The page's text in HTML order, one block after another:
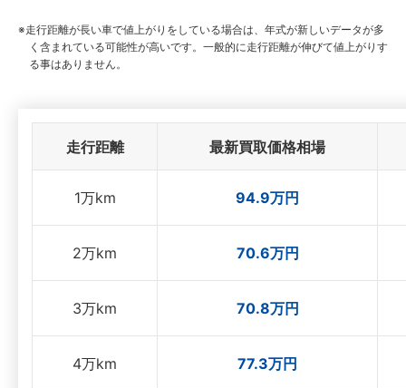
走行距離が長い車で値上がりをしている場合は、年式が新しいデータが多
く含まれている可能性が高いです。一般的に走行距離が伸びて値上がりす
る事はありません。
走行距離 最新買取価格相場
1万km 94.9万円
2万km 70.6万円
3万km 70.8万円
4万km 77.3万円